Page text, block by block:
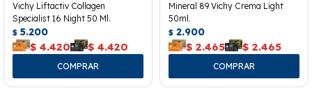
Vichy Liftactiv Collagen
Specialist 16 Night 50 Ml.
$ 5.200
$ 4.420 $ 4.420
Mineral 89 Vichy Crema Light
50ml.
$ 2.900
$ 2.465 $ 2.465